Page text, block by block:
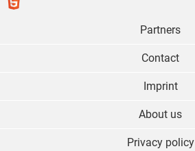
Partners
Contact
Imprint
About us
Privacy policy